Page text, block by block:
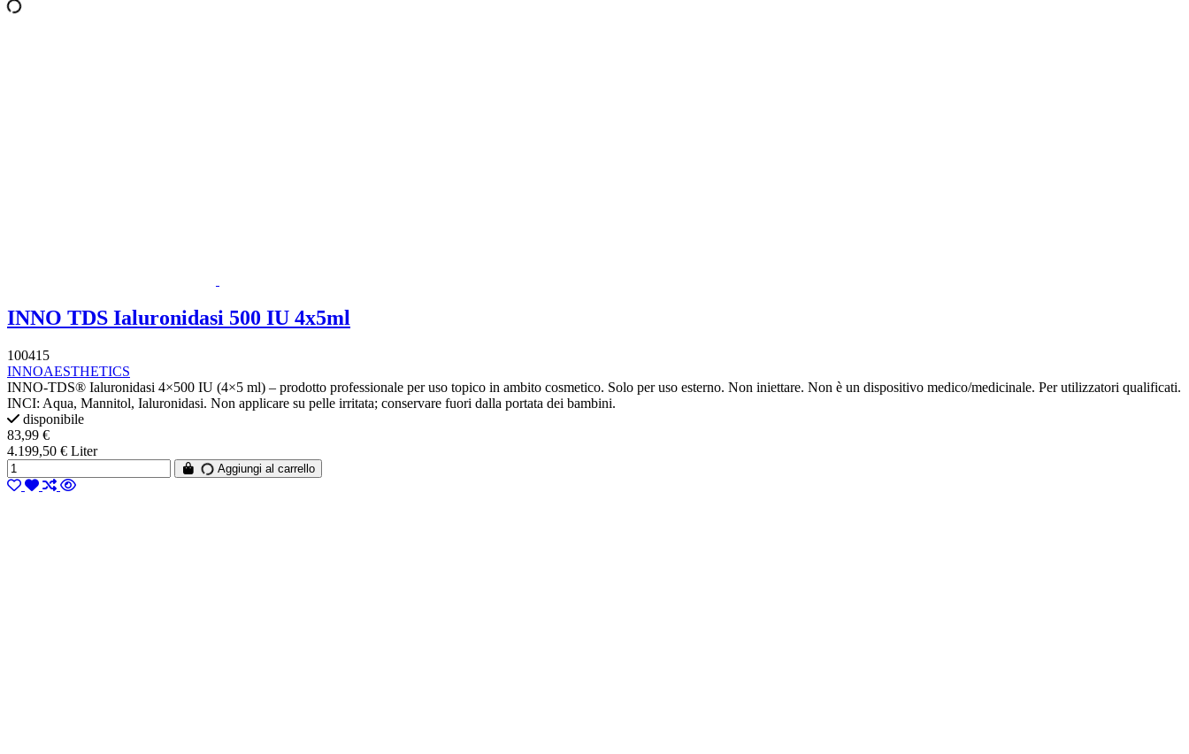
INNO TDS Ialuronidasi 500 IU 4x5ml
100415
INNOAESTHETICS
INNO-TDS® Ialuronidasi 4×500 IU (4×5 ml) – prodotto professionale per uso topico in ambito cosmetico. Solo per uso esterno. Non iniettare. Non è un dispositivo medico/medicinale. Per utilizzatori qualificati.
INCI: Aqua, Mannitol, Ialuronidasi. Non applicare su pelle irritata; conservare fuori dalla portata dei bambini.
disponibile
83,99 €
4.199,50 € Liter
Aggiungi al carrello